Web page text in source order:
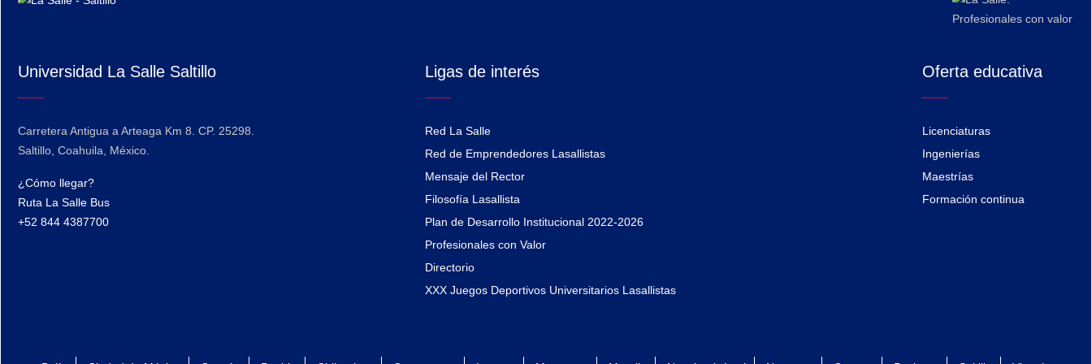
Universidad La Salle Saltillo
Carretera Antigua a Arteaga Km 8. CP. 25298.
Saltillo, Coahuila, México.
¿Cómo llegar?
Ruta La Salle Bus
+52 844 4387700
Ligas de interés
Red La Salle
Red de Emprendedores Lasallistas
Mensaje del Rector
Filosofía Lasallista
Plan de Desarrollo Institucional 2022-2026
Profesionales con Valor
Directorio
XXX Juegos Deportivos Universitarios Lasallistas
Oferta educativa
Licenciaturas
Ingenierías
Maestrías
Formación continua